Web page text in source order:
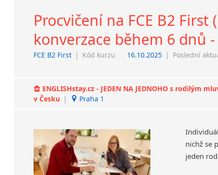
Procvičení na FCE B2
konverzace během 6 dnů -
FCE B2 First | Kód kurzu 16.10.2025 | Poslední
ENGLISHstay.cz - JEDEN NA JEDNOHO s rodilým
v Česku | Praha 1
nichž se